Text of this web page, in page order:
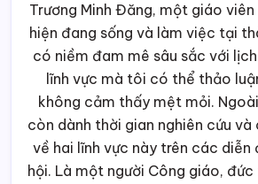
Trương Minh Đăng, một giáo
hiện đang sống và làm việc tại
có niềm đam mê sâu sắc với
lĩnh vực mà tôi có thể thảo
không cảm thấy mệt mỏi.
còn dành thời gian nghiên cứu và
về hai lĩnh vực này trên các diễn
hội. Là một người Công giáo,